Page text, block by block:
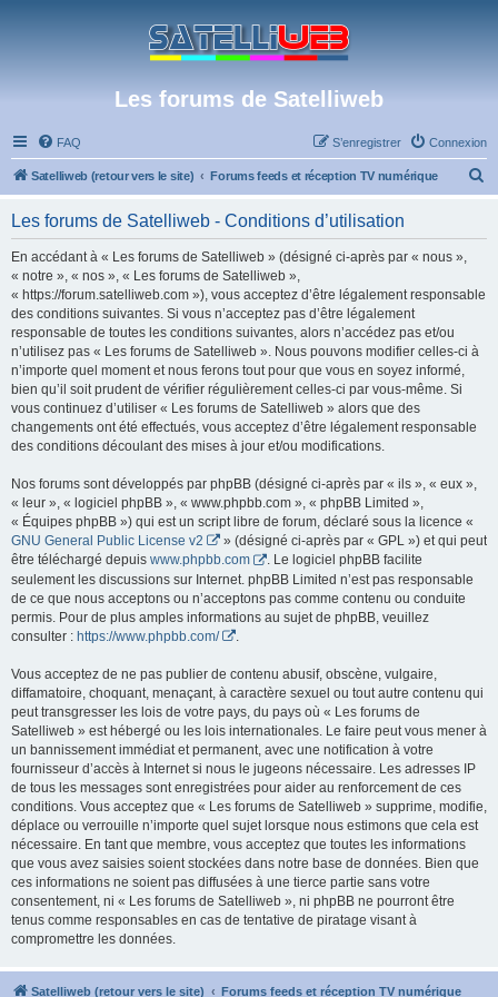
Les forums de Satelliweb
FAQ Connexion
S’enregistrer
Satelliweb (retour vers le site) Forums feeds et réception TV numérique
Les forums de Satelliweb - Conditions d’utilisation
En accédant à « Les forums de Satelliweb » (désigné ci-après par « nous »,
« notre », « nos », « Les forums de Satelliweb »,
« https://forum.satelliweb.com »), vous acceptez d’être légalement responsable
des conditions suivantes. Si vous n’acceptez pas d’être légalement
responsable de toutes les conditions suivantes, alors n’accédez pas et/ou
n’utilisez pas « Les forums de Satelliweb ». Nous pouvons modifier celles-ci à
n’importe quel moment et nous ferons tout pour que vous en soyez informé,
bien qu’il soit prudent de vérifier régulièrement celles-ci par vous-même. Si
vous continuez d’utiliser « Les forums de Satelliweb » alors que des
changements ont été effectués, vous acceptez d’être légalement responsable
des conditions découlant des mises à jour et/ou modifications.
Nos forums sont développés par phpBB (désigné ci-après par « ils », « eux »,
« leur », « logiciel phpBB », « www.phpbb.com », « phpBB Limited »,
« Équipes phpBB ») qui est un script libre de forum, déclaré sous la licence «
GNU General Public License v2
» (désigné ci-après par « GPL ») et qui peut
être téléchargé depuis www.phpbb.com
. Le logiciel phpBB facilite
seulement les discussions sur Internet. phpBB Limited n’est pas responsable
de ce que nous acceptons ou n’acceptons pas comme contenu ou conduite
permis. Pour de plus amples informations au sujet de phpBB, veuillez
consulter : https://www.phpbb.com/
Vous acceptez de ne pas publier de contenu abusif, obscène, vulgaire,
diffamatoire, choquant, menaçant, à caractère sexuel ou tout autre contenu qui
peut transgresser les lois de votre pays, du pays où « Les forums de
Satelliweb » est hébergé ou les lois internationales. Le faire peut vous mener à
un bannissement immédiat et permanent, avec une notification à votre
fournisseur d’accès à Internet si nous le jugeons nécessaire. Les adresses IP
de tous les messages sont enregistrées pour aider au renforcement de ces
conditions. Vous acceptez que « Les forums de Satelliweb » supprime, modifie,
déplace ou verrouille n’importe quel sujet lorsque nous estimons que cela est
nécessaire. En tant que membre, vous acceptez que toutes les informations
que vous avez saisies soient stockées dans notre base de données. Bien que
ces informations ne soient pas diffusées à une tierce partie sans votre
consentement, ni « Les forums de Satelliweb », ni phpBB ne pourront être
tenus comme responsables en cas de tentative de piratage visant à
compromettre les données.
Satelliweb (retour vers le site) Forums feeds et réception TV numérique